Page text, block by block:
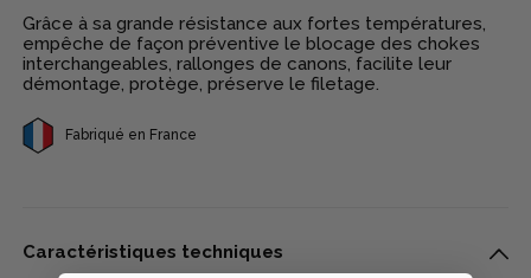
Grâce à sa grande résistance aux fortes températures,
empêche de façon préventive le blocage des chokes
interchangeables, rallonges de canons, facilite leur
démontage, protège, préserve le filetage.
Fabriqué en France
Caractéristiques techniques